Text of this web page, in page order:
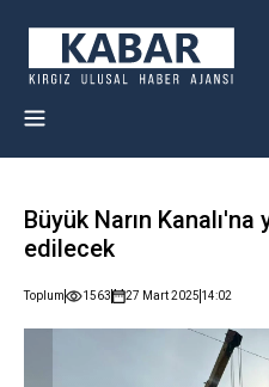
Büyük Narın
edilecek
Toplum 1563 27 Mart 2025 14:02